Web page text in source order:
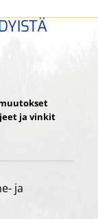
ja vinkit
ja